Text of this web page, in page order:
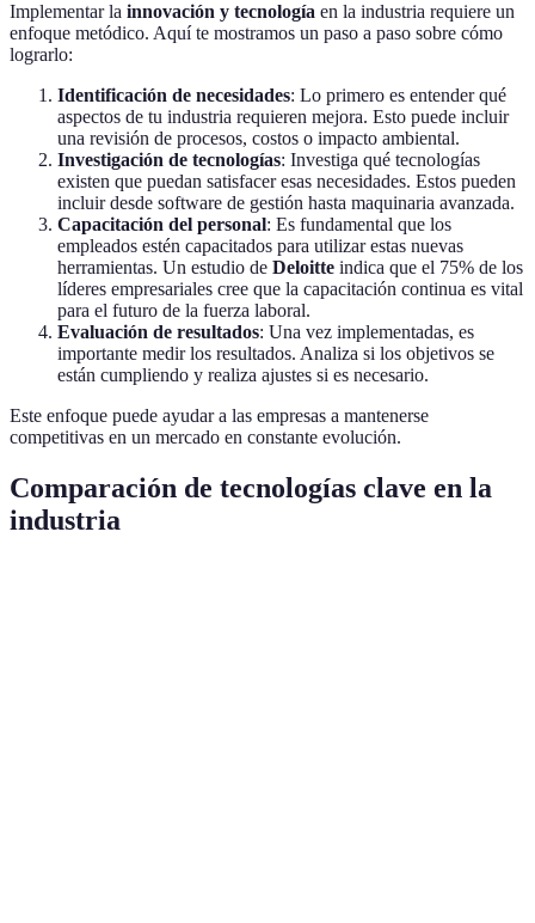
Implementar la innovación y tecnología en la industria requiere un
enfoque metódico. Aquí te mostramos un paso a paso sobre cómo
lograrlo:
Identificación de necesidades: Lo primero es entender qué
aspectos de tu industria requieren mejora. Esto puede incluir
una revisión de procesos, costos o impacto ambiental.
Investigación de tecnologías: Investiga qué tecnologías
existen que puedan satisfacer esas necesidades. Estos pueden
incluir desde software de gestión hasta maquinaria avanzada.
Capacitación del personal: Es fundamental que los
empleados estén capacitados para utilizar estas nuevas
herramientas. Un estudio de Deloitte indica que el 75% de los
líderes empresariales cree que la capacitación continua es vital
para el futuro de la fuerza laboral.
Evaluación de resultados: Una vez implementadas, es
importante medir los resultados. Analiza si los objetivos se
están cumpliendo y realiza ajustes si es necesario.
Este enfoque puede ayudar a las empresas a mantenerse
competitivas en un mercado en constante evolución.
Comparación de tecnologías clave en la
industria